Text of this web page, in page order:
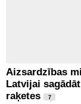
Aizsardzības
Latvijai
raķetes
7